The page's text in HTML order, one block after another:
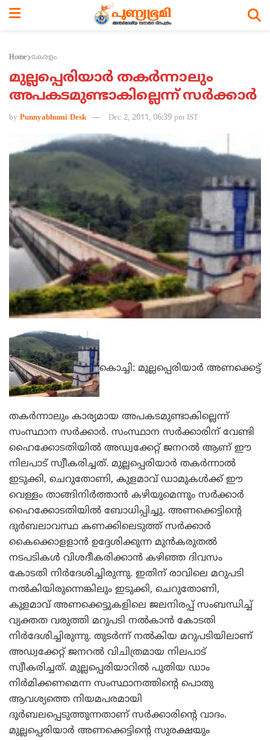
Home കേരളം
മുല്ലപ്പെരിയാര്‍ തകര്‍ന്നാലും
അപകടമുണ്ടാകില്ലെന്ന് സര്‍ക്കാര്‍
by Punnyabhumi Desk Dec 2, 2011, 06:39 pm IST
കൊച്ചി: മുല്ലപ്പെരിയാര്‍ അണക്കെട്ട്
തകര്‍ന്നാലും കാര്യമായ അപകടമുണ്ടാകില്ലെന്ന്
സംസ്ഥാന സര്‍ക്കാര്‍. സംസ്ഥാന സര്‍ക്കാരിന് വേണ്ടി
ഹൈക്കോടതിയില്‍ അഡ്വക്കേറ്റ് ജനറല്‍ ആണ് ഈ
നിലപാട് സ്വീകരിച്ചത്. മുല്ലപ്പെരിയാര്‍ തകര്‍ന്നാല്‍
ഇടുക്കി, ചെറുതോണി, കുളമാവ് ഡാമുകള്‍ക്ക് ഈ
വെള്ളം താങ്ങിനിര്‍ത്താന്‍ കഴിയുമെന്നും സര്‍ക്കാര്‍
ഹൈക്കോടതിയില്‍ ബോധിപ്പിച്ചു. അണക്കെട്ടിന്റെ
ദുര്‍ബലാവസ്ഥ കണക്കിലെടുത്ത് സര്‍ക്കാര്‍
കൈക്കൊളളാന്‍ ഉദ്ദേശിക്കുന്ന മുന്‍കരുതല്‍
നടപടികള്‍ വിശദീകരിക്കാന്‍ കഴിഞ്ഞ ദിവസം
കോടതി നിര്‍ദേശിച്ചിരുന്നു. ഇതിന് രാവിലെ മറുപടി
നല്‍കിയിരുന്നെങ്കിലും ഇടുക്കി, ചെറുതോണി,
കുളമാവ് അണക്കെട്ടുകളിലെ ജലനിരപ്പ് സംബന്ധിച്ച്
വ്യക്തത വരുത്തി മറുപടി നല്‍കാന്‍ കോടതി
നിര്‍ദേശിച്ചിരുന്നു. തുടര്‍ന്ന് നല്‍കിയ മറുപടിയിലാണ്
അഡ്വക്കേറ്റ് ജനറല്‍ വിചിത്രമായ നിലപാട്
സ്വീകരിച്ചത്. മുല്ലപ്പെരിയാറില്‍ പുതിയ ഡാം
നിര്‍മിക്കണമെന്ന സംസ്ഥാനത്തിന്റെ പൊതു
ആവശ്യത്തെ നിയമപരമായി
ദുര്‍ബലപ്പെടുത്തുന്നതാണ് സര്‍ക്കാരിന്റെ വാദം.
മുല്ലപ്പെരിയാര്‍ അണക്കെട്ടിന്റെ സുരക്ഷയും